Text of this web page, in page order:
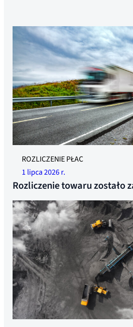
Zdjęcie ilustracyjne
ROZLICZENIE PŁAC
1 lipca 2026 r.
Rozliczenie towaru zostało